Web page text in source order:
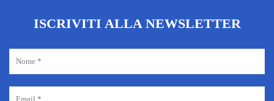
ISCRIVITI ALLA NEWSLETTER